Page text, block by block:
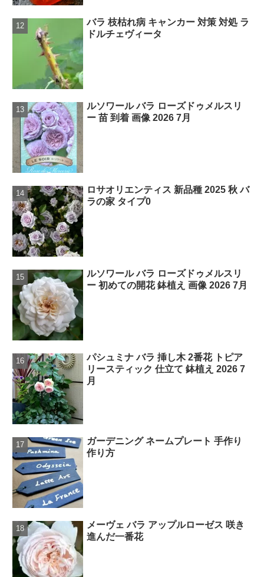
バラ 枝枯れ病 キャンカー 対策 対処 ラ
ドルチェヴィータ
ルソワール バラ ローズドゥメルスリ
ー 苗 到着 画像 2026 7月
ロサオリエンティス 新品種 2025 秋 バ
ラの家 タイプ0
ルソワール バラ ローズドゥメルスリ
ー 初めての開花 鉢植え 画像 2026 7月
パシュミナ バラ 挿し木 2番花 トピア
リースティック 仕立て 鉢植え 2026 7
月
ガーデニング ネームプレート 手作り
作り方
メーヴェ バラ アップルローゼス 咲き
進んだ一番花